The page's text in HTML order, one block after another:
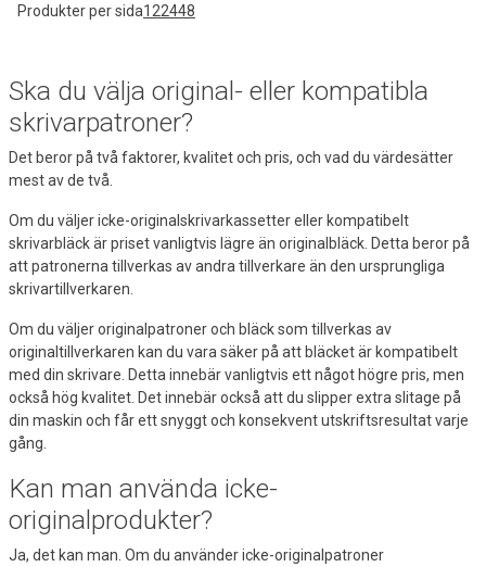
Produkter per sida122448
Ska du välja original- eller kompatibla
skrivarpatroner?
Det beror på två faktorer, kvalitet och pris, och vad du värdesätter
mest av de två.
Om du väljer icke-originalskrivarkassetter eller kompatibelt
skrivarbläck är priset vanligtvis lägre än originalbläck. Detta beror på
att patronerna tillverkas av andra tillverkare än den ursprungliga
skrivartillverkaren.
Om du väljer originalpatroner och bläck som tillverkas av
originaltillverkaren kan du vara säker på att bläcket är kompatibelt
med din skrivare. Detta innebär vanligtvis ett något högre pris, men
också hög kvalitet. Det innebär också att du slipper extra slitage på
din maskin och får ett snyggt och konsekvent utskriftsresultat varje
gång.
Kan man använda icke-
originalprodukter?
Ja, det kan man. Om du använder icke-originalpatroner